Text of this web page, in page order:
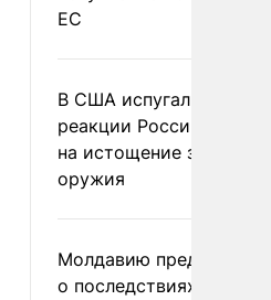
ЕС
В США испугались
реакции России и
на истощение запасов
оружия
Молдавию
о последствиях выхода